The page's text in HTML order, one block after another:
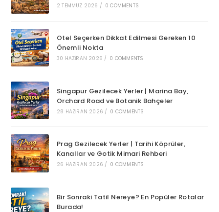
2 TEMMUZ 2026 / 0 COMMENTS
Otel Seçerken Dikkat Edilmesi Gereken 10
Önemli Nokta
30 HAZIRAN 2026 / 0 COMMENTS
Singapur Gezilecek Yerler | Marina Bay,
Orchard Road ve Botanik Bahçeler
28 HAZIRAN 2026 / 0 COMMENTS
Prag Gezilecek Yerler | Tarihi Köprüler,
Kanallar ve Gotik Mimari Rehberi
26 HAZIRAN 2026 / 0 COMMENTS
Bir Sonraki Tatil Nereye? En Popüler Rotalar
Burada!